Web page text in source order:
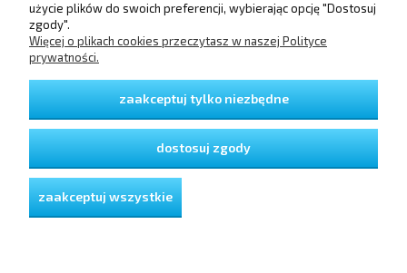
DOSTAWA I PŁATNOŚCI
GWARANCJA I ZWROTY
O FIRMIE
użycie plików do swoich preferencji, wybierając opcję "Dostosuj
zgody".
Więcej o plikach cookies przeczytasz w naszej Polityce
prywatności.
zaakceptuj tylko niezbędne
dostosuj zgody
zaakceptuj wszystkie